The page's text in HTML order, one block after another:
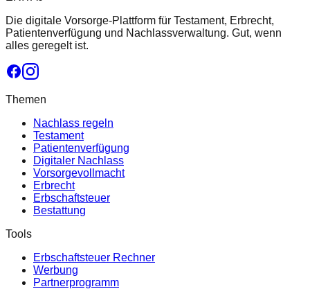
Die digitale Vorsorge-Plattform für Testament, Erbrecht,
Patientenverfügung und Nachlassverwaltung. Gut, wenn
alles geregelt ist.
Themen
Nachlass regeln
Testament
Patientenverfügung
Digitaler Nachlass
Vorsorgevollmacht
Erbrecht
Erbschaftsteuer
Bestattung
Tools
Erbschaftsteuer Rechner
Werbung
Partnerprogramm